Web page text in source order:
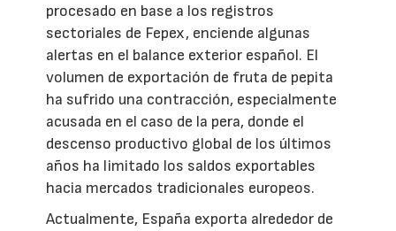
procesado en base a los registros
sectoriales de Fepex, enciende algunas
alertas en el balance exterior español. El
volumen de exportación de fruta de pepita
ha sufrido una contracción, especialmente
acusada en el caso de la pera, donde el
descenso productivo global de los últimos
años ha limitado los saldos exportables
hacia mercados tradicionales europeos.
Actualmente, España exporta alrededor de